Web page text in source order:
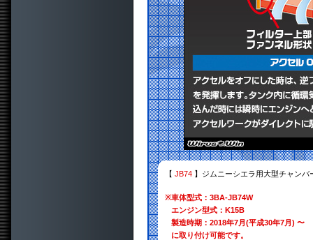
【 JB74 】ジムニーシエラ用大型チャン
※車体型式：3BA-JB74W
エンジン型式：K15B
製造時期：2018年7月(平成30年7月) 〜
に取り付け可能です。